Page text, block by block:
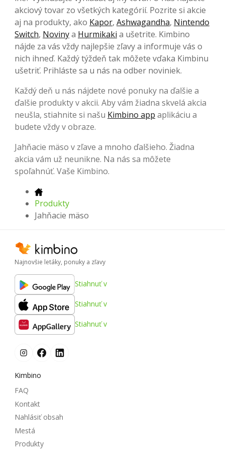
akciový tovar zo všetkých kategórií. Pozrite si akcie
aj na produkty, ako Kapor, Ashwagandha, Nintendo
Switch, Novinya Hurmikaki a ušetrite. Kimbino
nájde za vás vždy najlepšie zľavy a informuje vás o
nich ihneď. Každý týždeň tak môžete vďaka Kimbinu
ušetriť. Prihláste sa u nás na odber noviniek.
Každý deň u nás nájdete nové ponuky na ďalšie a
ďalšie produkty v akcii. Aby vám žiadna skvelá akcia
neušla, stiahnite si našu Kimbino app aplikáciu a
budete vždy v obraze.
Jahňacie mäso v zľave a mnoho ďalšieho. Žiadna
akcia vám už neunikne. Na nás sa môžete
spoľahnúť. Vaše Kimbino.
Produkty
Jahňacie mäso
Najnovšie letáky, ponuky a zľavy
Stiahnuť v
Stiahnuť v
Stiahnuť v
Kimbino
FAQ
Kontakt
Nahlásiť obsah
Mestá
Produkty